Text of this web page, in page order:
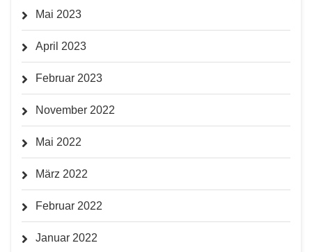
Mai 2023
April 2023
Februar 2023
November 2022
Mai 2022
März 2022
Februar 2022
Januar 2022